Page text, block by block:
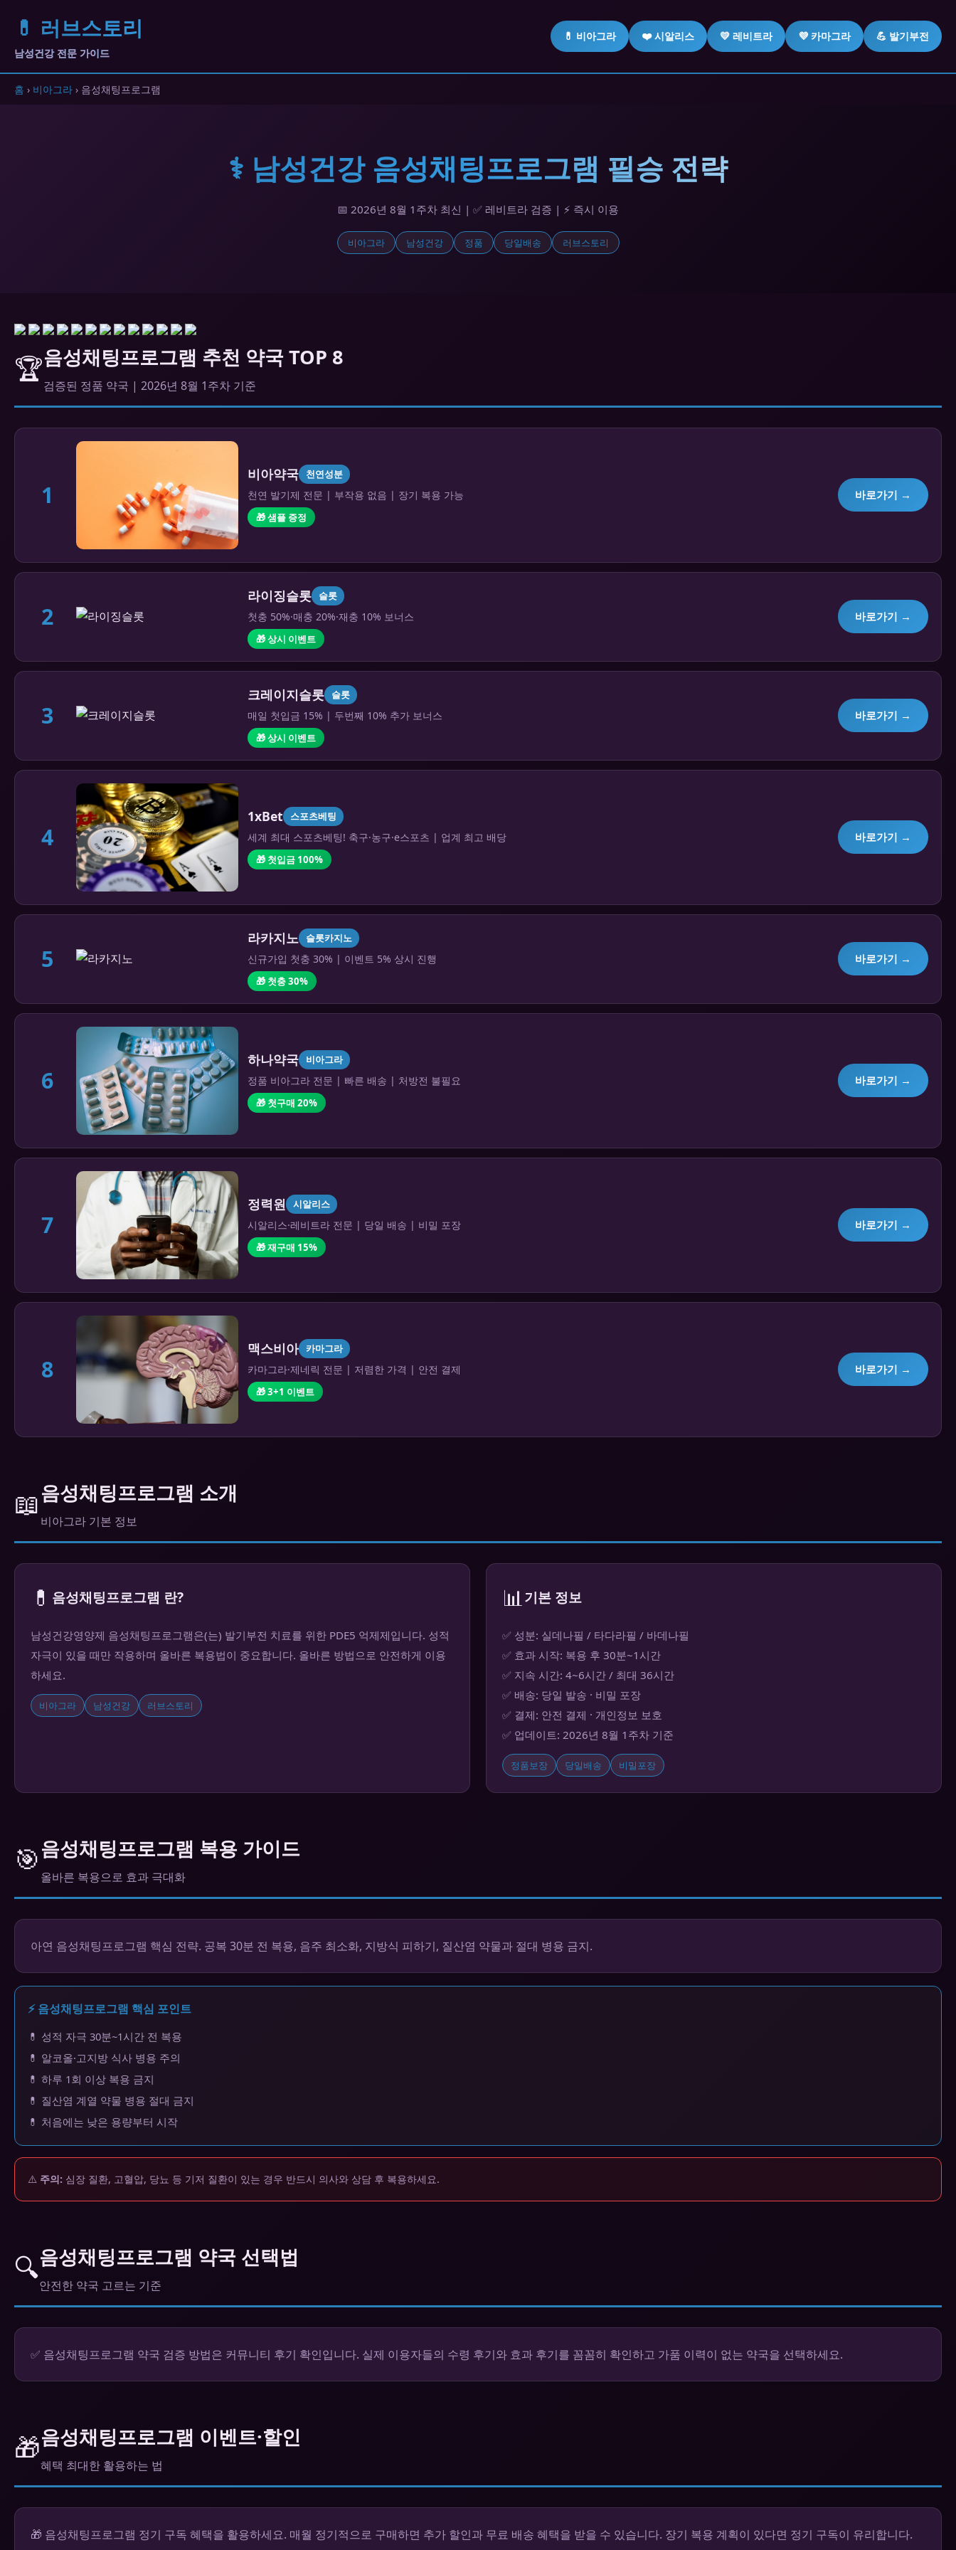
💊 러브스토리
남성건강 전문 가이드
💊 비아그라 ❤️ 시알리스 💛 레비트라 💜 카마그라 💪 발기부전
홈 › 비아그라 › 음성채팅프로그램
⚕️ 남성건강 음성채팅프로그램 필승 전략
📅 2026년 8월 1주차 최신 | ✅ 레비트라 검증 | ⚡ 즉시 이용
비아그라 남성건강 정품 당일배송 러브스토리
🏆음성채팅프로그램 추천 약국 TOP 8
검증된 정품 약국 | 2026년 8월 1주차 기준
1
비아약국 천연성분
천연 발기제 전문 | 부작용 없음 | 장기 복용 가능
🎁 샘플 증정
바로가기 →
2
라이징슬롯 슬롯
첫충 50%·매충 20%·재충 10% 보너스
🎁 상시 이벤트
바로가기 →
3
크레이지슬롯 슬롯
매일 첫입금 15% | 두번째 10% 추가 보너스
🎁 상시 이벤트
바로가기 →
4
1xBet 스포츠베팅
세계 최대 스포츠베팅! 축구·농구·e스포츠 | 업계 최고 배당
🎁 첫입금 100%
바로가기 →
5
라카지노 슬롯카지노
신규가입 첫충 30% | 이벤트 5% 상시 진행
🎁 첫충 30%
바로가기 →
6
하나약국 비아그라
정품 비아그라 전문 | 빠른 배송 | 처방전 불필요
🎁 첫구매 20%
바로가기 →
7
정력원 시알리스
시알리스·레비트라 전문 | 당일 배송 | 비밀 포장
🎁 재구매 15%
바로가기 →
8
맥스비아 카마그라
카마그라·제네릭 전문 | 저렴한 가격 | 안전 결제
🎁 3+1 이벤트
바로가기 →
📖음성채팅프로그램 소개
비아그라 기본 정보
💊 음성채팅프로그램 란?
남성건강영양제 음성채팅프로그램은(는) 발기부전 치료를 위한 PDE5 억제제입니다. 성적
자극이 있을 때만 작용하며 올바른 복용법이 중요합니다. 올바른 방법으로 안전하게 이용
하세요.
비아그라 남성건강 러브스토리
📊기본 정보
✅ 성분: 실데나필 / 타다라필 / 바데나필
✅ 효과 시작: 복용 후 30분~1시간
✅ 지속 시간: 4~6시간 / 최대 36시간
✅ 배송: 당일 발송 · 비밀 포장
✅ 결제: 안전 결제 · 개인정보 보호
✅ 업데이트: 2026년 8월 1주차 기준
정품보장 당일배송 비밀포장
🎯음성채팅프로그램 복용 가이드
올바른 복용으로 효과 극대화
아연 음성채팅프로그램 핵심 전략. 공복 30분 전 복용, 음주 최소화, 지방식 피하기, 질산염 약물과 절대 병용 금지.
⚡ 음성채팅프로그램 핵심 포인트
💊 성적 자극 30분~1시간 전 복용
💊 알코올·고지방 식사 병용 주의
💊 하루 1회 이상 복용 금지
💊 질산염 계열 약물 병용 절대 금지
💊 처음에는 낮은 용량부터 시작
⚠️ 주의: 심장 질환, 고혈압, 당뇨 등 기저 질환이 있는 경우 반드시 의사와 상담 후 복용하세요.
🔍음성채팅프로그램 약국 선택법
안전한 약국 고르는 기준
✅ 음성채팅프로그램 약국 검증 방법은 커뮤니티 후기 확인입니다. 실제 이용자들의 수령 후기와 효과 후기를 꼼꼼히 확인하고 가품 이력이 없는 약국을 선택하세요.
🎁음성채팅프로그램 이벤트·할인
혜택 최대한 활용하는 법
🎁 음성채팅프로그램 정기 구독 혜택을 활용하세요. 매월 정기적으로 구매하면 추가 할인과 무료 배송 혜택을 받을 수 있습니다. 장기 복용 계획이 있다면 정기 구독이 유리합니다.